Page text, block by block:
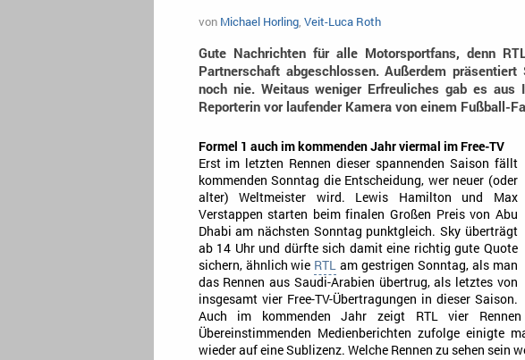
von Michael Horling, Veit-Luca Roth
Gute Nachrichten für alle Motorsportfans, denn
Partnerschaft abgeschlossen. Außerdem
noch nie. Weitaus weniger Erfreuliches gab es aus
Reporterin vor laufender Kamera von einem Fußball-
Formel 1 auch im kommenden Jahr viermal im Free-TV
Erst im letzten Rennen dieser spannenden Saison fällt
kommenden Sonntag die Entscheidung, wer neuer (oder
alter) Weltmeister wird. Lewis Hamilton und Max
Verstappen starten beim finalen Großen Preis von Abu
Dhabi am nächsten Sonntag punktgleich. Sky überträgt
ab 14 Uhr und dürfte sich damit eine richtig gute Quote
sichern, ähnlich wie RTL am gestrigen Sonntag, als man
das Rennen aus Saudi-Arabien übertrug, als letztes von
insgesamt vier Free-TV-Übertragungen in dieser Saison.
Auch im kommenden Jahr zeigt RTL vier Rennen
Übereinstimmenden Medienberichten zufolge einigte
wieder auf eine Sublizenz. Welche Rennen zu sehen sein